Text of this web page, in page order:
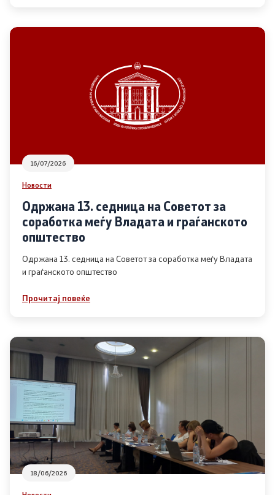
Извештаи
Список на ОЈИ
Контакт
Контакт
Линкови
Изјава за пристапност
Со еден клик до сите услуги
16/07/2026
Новости
Одржана 13. седница на Советот за
соработка меѓу Владата и граѓанското
општество
Одржана 13. седница на Советот за соработка меѓу Владата
и граѓанското општество
Прочитај повеќе
18/06/2026